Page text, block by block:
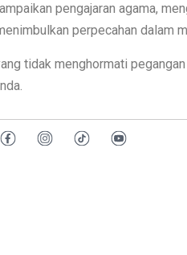
pengajaran agama,
perpecahan dalam
tidak menghormati